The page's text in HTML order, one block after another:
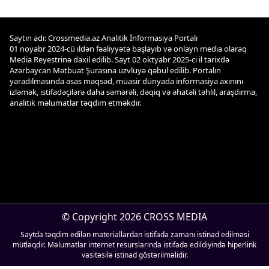
Təhlil
Siyasi
Geosiyasi
İqtisadi
Sosioloji
Araşdırma
Humanitar
Elm və təhsil
Mədəniyyət
Diaspor
Yüksəliş hekayəsi
Saytın adı: Crossmedia.az Analitik İnformasiya Portalı
01 noyabr 2024-cü ildən fəaliyyətə başlayıb və onlayn media olaraq
Media Reyestrinə daxil edilib. Sayt 02 oktyabr 2025-ci il tarixdə
Azərbaycan Mətbuat Şurasına üzvlüyə qəbul edilib. Portalın
yaradılmasında əsas məqsəd, müasir dünyada informasiya axınını
izləmək, istifadəçilərə daha səmərəli, dəqiq və əhatəli təhlil, araşdırma,
analitik məlumatlar təqdim etməkdir.
© Copyright 2026 CROSS MEDIA
Saytda təqdim edilən materiallardan istifadə zamanı istinad edilməsi
mütləqdir. Məlumatlar internet resurslarında istifadə edildiyində hiperlink
vasitəsilə istinad göstərilməlidir.